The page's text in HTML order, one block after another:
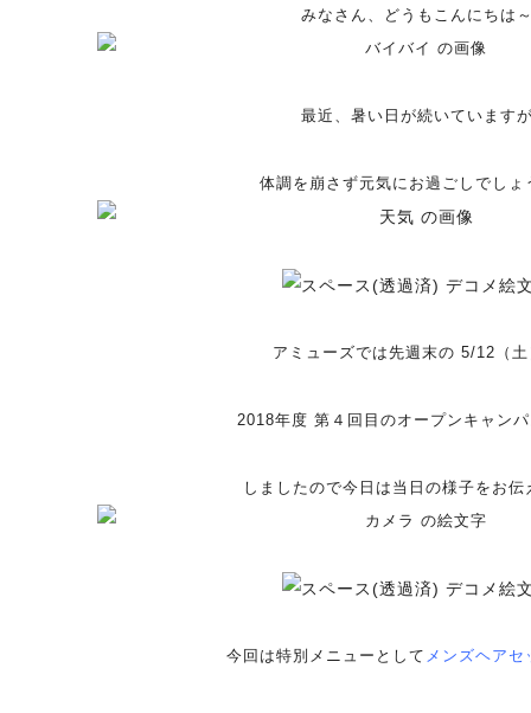
みなさん、どうもこんにちは～
最近、暑い日が続いていますが
体調を崩さず元気にお過ごしでしょ
アミューズでは先週末の 5/12（土
2018年度 第４回目のオープンキャンパ
しましたので今日は当日の様子をお伝
今回は特別メニューとして メンズヘアセ